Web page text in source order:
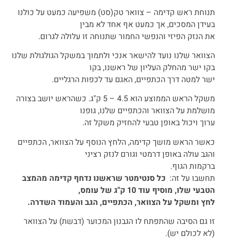
תנוחת ראש קדימה – צוואר טק(סט) משפיעה כמעט על כולנו
בעידן המסכים, אך כמעט אף אחד לא מבין
את הנזק הפיזי והנפשי החמור שתנוחה זו עלולה לגרום.
הצוואר שלנו נועד להישאר אנכי ולתמוך במשקל הגולגולת שלנו
בקו ישר מהחלק העליון של ראשנו, בקו
ישר למטה דרך הכתפיים, האגם עד לכפות הרגליים.
משקל הראש הממוצע הוא 4.5 – 5 ק"ג. כשהראש יושב בצורה
מושלמת על הצוואר והכתפיים שלנו, גופנו
ערוך ויכול באופן טבעי להחזיק משקל זה.
כאשר הראש מושך קדימה, הלחץ הנוסף על הצוואר, הכתפיים
והגב עולה באופן דרמטי וגורם לנזק רציני
ברקמות הגוף.
תחשבו על זה: כל סנטימטר שראשנו נדחף קדימה מהמצב
הטבעי שלו, מוסיף עוד 10 ק"ג של עומס,
לחץ ומשקל על הצוואר, הכתפיים, הגב והעמוד השדרה.
זו גם הסיבה שהתפתח לו הגבנון המכוער (דבשת) על הצוואר
(לא לכולם יש).